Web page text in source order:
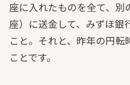
座に入れたものを全て、別
座）に送金して、みずほ銀
こと。それと、昨年の円転
ことです。